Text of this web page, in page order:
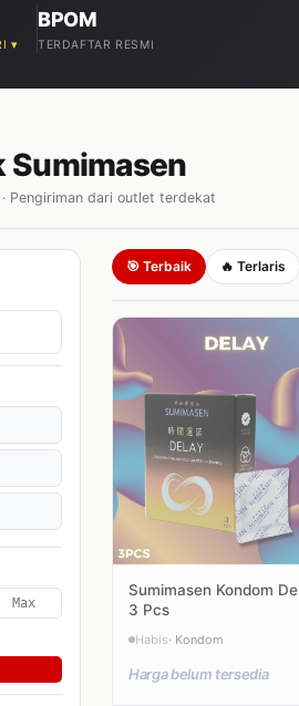
▾
BPOM
TERDAFTAR RESMI
Sumimasen
Pengiriman dari outlet terdekat
🎯 Terbaik 🔥 Terlaris
Sumimasen Kondom
3 Pcs
Habis· Kondom
Harga belum tersedia